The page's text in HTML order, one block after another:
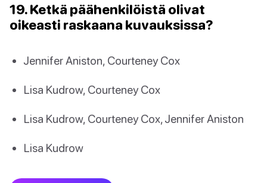
19. Ketkä päähenkilöistä olivat
oikeasti raskaana kuvauksissa?
Jennifer Aniston, Courteney Cox
Lisa Kudrow, Courteney Cox
Lisa Kudrow, Courteney Cox, Jennifer Aniston
Lisa Kudrow